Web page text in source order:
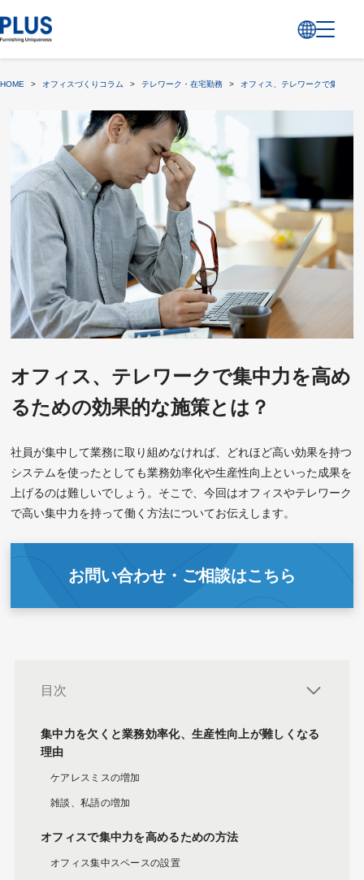
HOME > オフィスづくりコラム > テレワーク・在宅勤務 > オフィス、テレワークで集中力
オフィス、テレワークで集中力を高め
るための効果的な施策とは？
社員が集中して業務に取り組めなければ、どれほど高い効果を持つ
システムを使ったとしても業務効率化や生産性向上といった成果を
上げるのは難しいでしょう。そこで、今回はオフィスやテレワーク
で高い集中力を持って働く方法についてお伝えします。
お問い合わせ・ご相談はこちら
目次
集中力を欠くと業務効率化、生産性向上が難しくなる
理由
ケアレスミスの増加
雑談、私語の増加
オフィスで集中力を高めるための方法
オフィス集中スペースの設置